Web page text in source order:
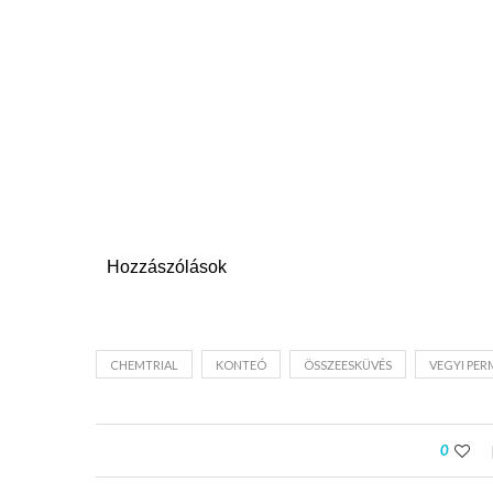
Hozzászólások
CHEMTRIAL KONTEÓ ÖSSZEESKÜVÉS VEGYI
0